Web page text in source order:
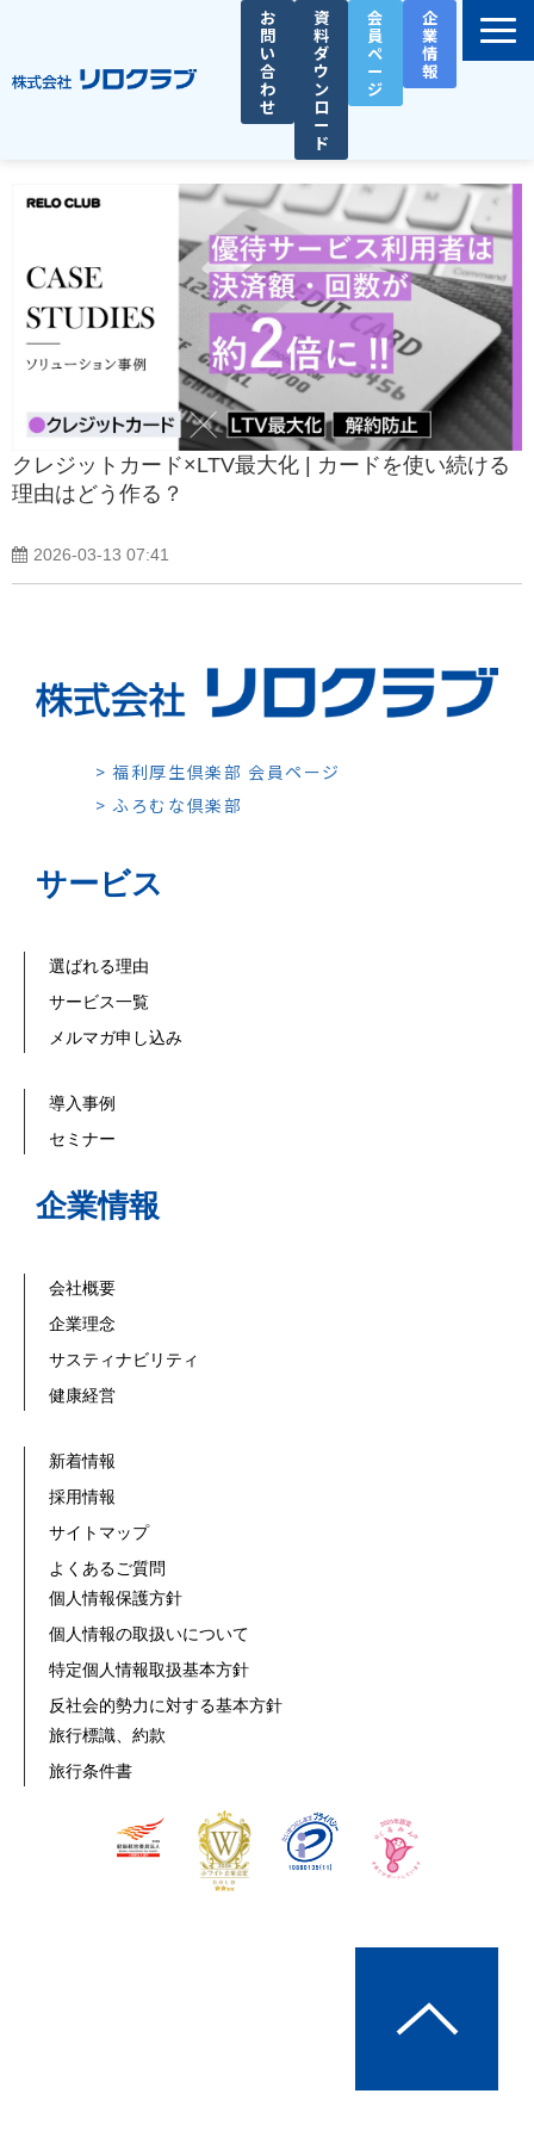
お
問
い
合
わ
せ
資
料
ダ
ウ
ン
ロ
ー
ド
会
員
ペ
ー
ジ
企
業
情
報
選ばれる理由
サービス一覧
お役立ち資料
導入事例
セミナー
総務人事タイムズ
クレジットカード×LTV最大化 | カードを使い続ける
理由はどう作る？
2026-03-13 07:41
> 福利厚生倶楽部 会員ページ
> ふろむな倶楽部
サービス
選ばれる理由
サービス一覧
メルマガ申し込み
導入事例
セミナー
企業情報
会社概要
企業理念
サスティナビリティ
健康経営
新着情報
採用情報
サイトマップ
よくあるご質問
個人情報保護方針
個人情報の取扱いについて
特定個人情報取扱基本方針
反社会的勢力に対する基本方針
旅行標識、約款
旅行条件書